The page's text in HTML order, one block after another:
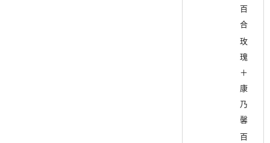
百
合
玫
瑰
＋
康
乃
馨
百